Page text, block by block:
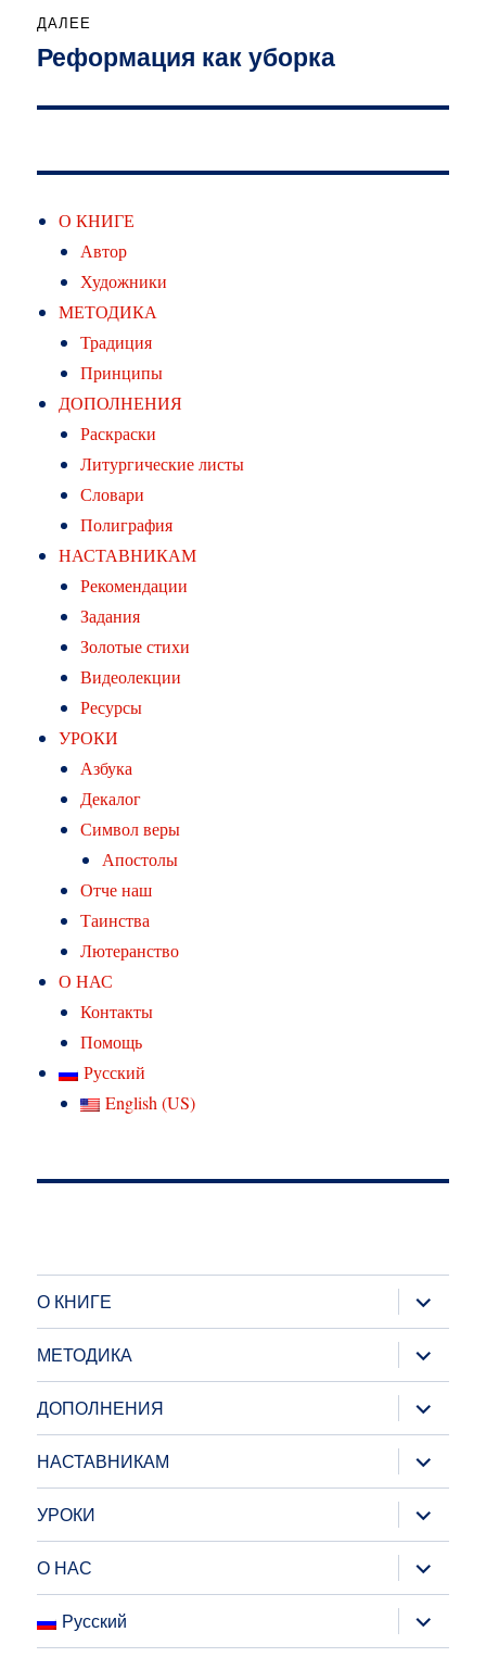
ДАЛЕЕ
Следующая
Реформация как уборка
О КНИГЕ
Автор
Художники
МЕТОДИКА
Традиция
Принципы
ДОПОЛНЕНИЯ
Раскраски
Литургические листы
Словари
Полиграфия
НАСТАВНИКАМ
Рекомендации
Задания
Золотые стихи
Видеолекции
Ресурсы
УРОКИ
Азбука
Декалог
Символ веры
Апостолы
Отче наш
Таинства
Лютеранство
О НАС
Контакты
Помощь
Русский
English (US)
О КНИГЕ раскрыть
дочернее
меню
МЕТОДИКА
раскрыть
дочернее
меню
ДОПОЛНЕНИЯ
раскрыть
дочернее
меню
НАСТАВНИКАМ
раскрыть
дочернее
меню
УРОКИ
раскрыть
дочернее
меню
О НАС
раскрыть
дочернее
меню
Русский
раскрыть
дочернее
меню